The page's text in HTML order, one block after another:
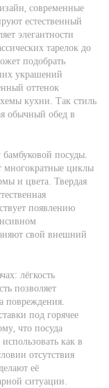
, современные
естественный
элегантности
тарелок до
подобрать
украшений
оттенок
кухни. Так стиль
обычный обед в
посуды.
многократные циклы
и цвета. Твердая
появлению
свой внешний
лёгкость
позволяет
повреждения.
под горячее
что посуда
как в
отсутствия
её
ситуации.